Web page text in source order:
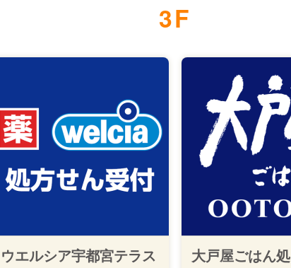
3F
ウエルシア宇都宮テラス
大戸屋ごはん処